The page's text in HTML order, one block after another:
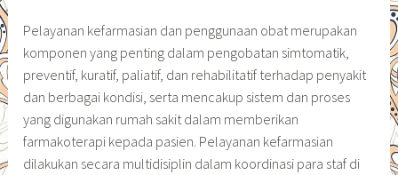
Pelayanan kefarmasian dan penggunaan obat merupakan
komponen yang penting dalam pengobatan simtomatik,
preventif, kuratif, paliatif, dan rehabilitatif terhadap penyakit
dan berbagai kondisi, serta mencakup sistem dan proses
yang digunakan rumah sakit dalam memberikan
farmakoterapi kepada pasien. Pelayanan kefarmasian
dilakukan secara multidisiplin dalam koordinasi para staf di